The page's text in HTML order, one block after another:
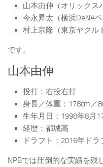
山本由伸（オリックス
今永昇太（横浜DeNAベ
村上宗隆（東京ヤクル
です。
山本由伸
投打：右投右打
身長／体重：178cm／
生年月日：1998年8月
経歴：都城高
ドラフト：2016年ドラ
NPBでは圧倒的な実績を残